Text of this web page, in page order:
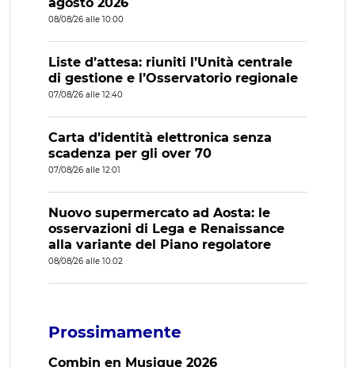
08/08/26 alle 10:00
Liste d’attesa: riuniti l’Unità centrale
di gestione e l’Osservatorio regionale
07/08/26 alle 12:40
Carta d’identità elettronica senza
scadenza per gli over 70
07/08/26 alle 12:01
Nuovo supermercato ad Aosta: le
osservazioni di Lega e Renaissance
alla variante del Piano regolatore
08/08/26 alle 10:02
Prossimamente
Combin en Musique 2026